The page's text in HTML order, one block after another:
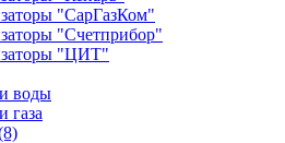
"СарГазКом"
"Счетприбор"
"ЦИТ"
воды
газа